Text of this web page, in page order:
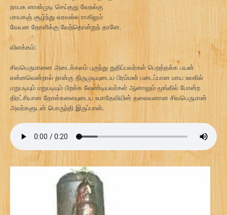
நாயக னான்முடி செய்தது வேநல்கு
மாயகஞ் சூழ்ந்து வரவல்ல ராகிலும்
வேயன தோளிக்கு வேந்தொன்றுந் தானே.
விளக்கம்:
சிவபெருமானை அடைக்கலம் புகுந்து துதிப்பவர்கள் பெறத்தக்க பயன்
என்னவென்றால் நான்கு திருமுடியுடைய பிரம்மன் படைப்பான மாய உலகில்
மறுபடியும் மறுபடியும் பிறக்க வேண்டியவர்கள் ஆனாலும் மூங்கில் போன்ற
திரட்சியான தோள்களையுடைய உமாதேவியின் தலைவனான சிவபெருமான்
அவர்களுடன் பொருந்தி இருப்பான்.